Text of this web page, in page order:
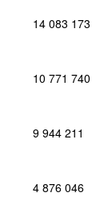
14 083 173
10 771 740
9 944 211
4 876 046